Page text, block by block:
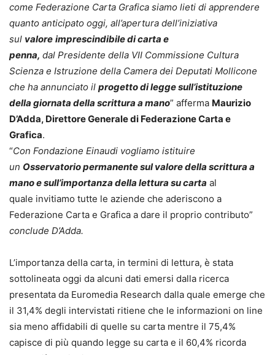
come Federazione Carta Grafica siamo lieti di apprendere
quanto anticipato oggi, all’apertura dell’iniziativa
sul valore imprescindibile di carta e
penna, dal Presidente della VII Commissione Cultura
Scienza e Istruzione della Camera dei Deputati Mollicone
che ha annunciato il progetto di legge sull’istituzione
della giornata della scrittura a mano” afferma Maurizio
D’Adda, Direttore Generale di Federazione Carta e
Grafica.
“Con Fondazione Einaudi vogliamo istituire
un Osservatorio permanente sul valore della scrittura a
mano e sull’importanza della lettura su carta al
quale invitiamo tutte le aziende che aderiscono a
Federazione Carta e Grafica a dare il proprio contributo”
conclude D’Adda.
L’importanza della carta, in termini di lettura, è stata
sottolineata oggi da alcuni dati emersi dalla ricerca
presentata da Euromedia Research dalla quale emerge che
il 31,4% degli intervistati ritiene che le informazioni on line
sia meno affidabili di quelle su carta mentre il 75,4%
capisce di più quando legge su carta e il 60,4% ricorda